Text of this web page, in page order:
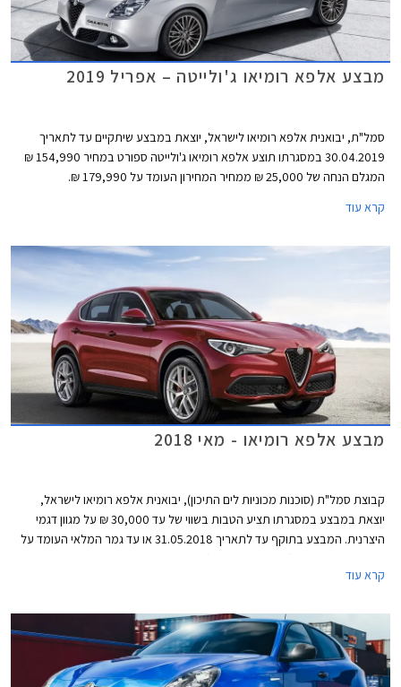
מבצע אלפא רומיאו ג'ולייטה – אפריל 2019
סמל"ת, יבואנית אלפא רומיאו לישראל, יוצאת במבצע שיתקיים עד לתאריך
30.04.2019 במסגרתו תוצע אלפא רומיאו ג'ולייטה ספורט במחיר 154,990 ₪
המגלם הנחה של 25,000 ₪ ממחיר המחירון העומד על 179,990 ₪.
קרא עוד
מבצע אלפא רומיאו - מאי 2018
קבוצת סמל"ת (סוכנות מכוניות לים התיכון), יבואנית אלפא רומיאו לישראל,
יוצאת במבצע במסגרתו תציע הטבות בשווי של עד 30,000 ₪ על מגוון דגמי
היצרנית. המבצע בתוקף עד לתאריך 31.05.2018 או עד גמר המלאי העומד על
קרא עוד